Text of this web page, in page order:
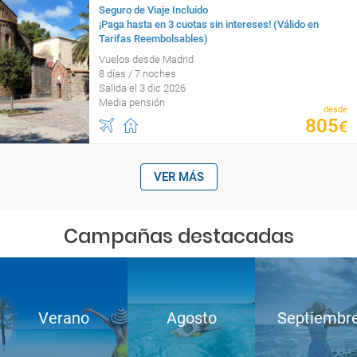
Seguro de Viaje Incluido
¡Paga hasta en 3 cuotas sin intereses! (Válido en
Tarifas Reembolsables)
Vuelos desde Madrid
8 días / 7 noches
Salida el 3 dic 2026
Media pensión
desde
805€
VER MÁS
Campañas destacadas
Verano Agosto